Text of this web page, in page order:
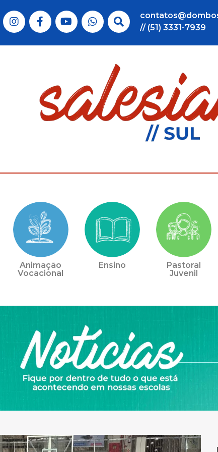
// (51) 3331-7939
Animação
Vocacional
Ensino
Pastoral
Juvenil